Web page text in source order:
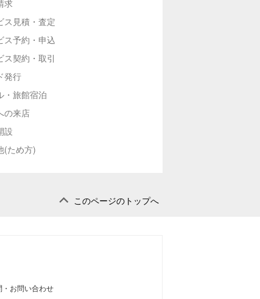
求
ス見積・査定
ス予約・申込
ス契約・取引
発行
・旅館宿泊
の来店
設
(ため方)
このページのトップへ
・お問い合わせ